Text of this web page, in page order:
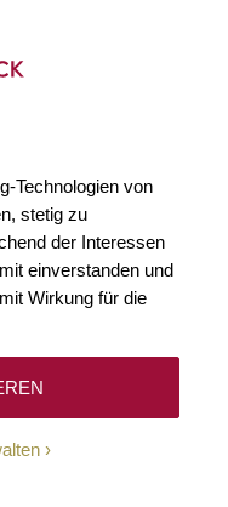
Technologien von
stetig zu
der Interessen
einverstanden und
Wirkung für die
springen
Zum Anfang der